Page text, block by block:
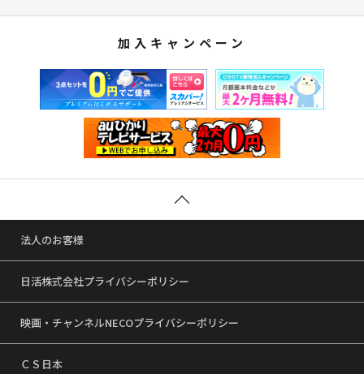
加入キャンペーン
法人のお客様
日活株式会社プライバシーポリシー
映画・チャンネルNECOプライバシーポリシー
ＣＳ日本